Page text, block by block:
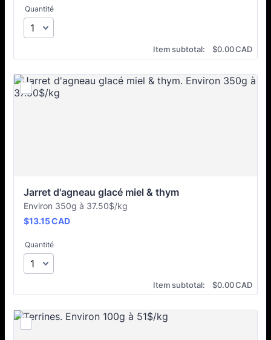
Quantité
Item subtotal: $0.00 CAD
$0.00CAD
Jarret d'agneau glacé miel & thym
Environ 350g à 37.50$/kg
$13.15 CAD
$13.15CAD
Quantité
Item subtotal: $0.00 CAD
$0.00CAD